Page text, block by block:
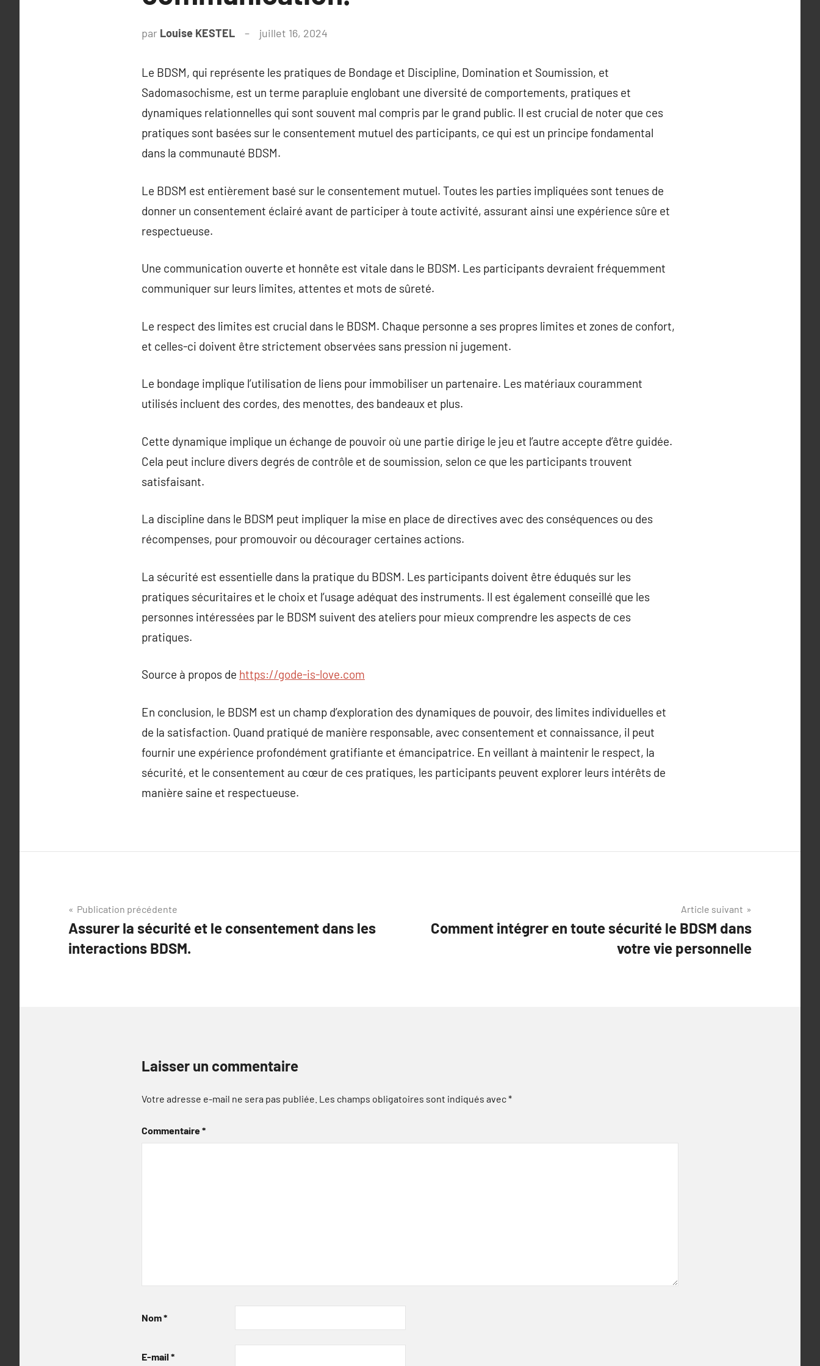
par Louise KESTEL juillet 16, 2024
Le BDSM, qui représente les pratiques de Bondage et Discipline, Domination et Soumission, et
Sadomasochisme, est un terme parapluie englobant une diversité de comportements, pratiques et
dynamiques relationnelles qui sont souvent mal compris par le grand public. Il est crucial de noter que ces
pratiques sont basées sur le consentement mutuel des participants, ce qui est un principe fondamental
dans la communauté BDSM.
Le BDSM est entièrement basé sur le consentement mutuel. Toutes les parties impliquées sont tenues de
donner un consentement éclairé avant de participer à toute activité, assurant ainsi une expérience sûre et
respectueuse.
Une communication ouverte et honnête est vitale dans le BDSM. Les participants devraient fréquemment
communiquer sur leurs limites, attentes et mots de sûreté.
Le respect des limites est crucial dans le BDSM. Chaque personne a ses propres limites et zones de confort,
et celles-ci doivent être strictement observées sans pression ni jugement.
Le bondage implique l’utilisation de liens pour immobiliser un partenaire. Les matériaux couramment
utilisés incluent des cordes, des menottes, des bandeaux et plus.
Cette dynamique implique un échange de pouvoir où une partie dirige le jeu et l’autre accepte d’être guidée.
Cela peut inclure divers degrés de contrôle et de soumission, selon ce que les participants trouvent
satisfaisant.
La discipline dans le BDSM peut impliquer la mise en place de directives avec des conséquences ou des
récompenses, pour promouvoir ou décourager certaines actions.
La sécurité est essentielle dans la pratique du BDSM. Les participants doivent être éduqués sur les
pratiques sécuritaires et le choix et l’usage adéquat des instruments. Il est également conseillé que les
personnes intéressées par le BDSM suivent des ateliers pour mieux comprendre les aspects de ces
pratiques.
Source à propos de https://gode-is-love.com
En conclusion, le BDSM est un champ d’exploration des dynamiques de pouvoir, des limites individuelles et
de la satisfaction. Quand pratiqué de manière responsable, avec consentement et connaissance, il peut
fournir une expérience profondément gratifiante et émancipatrice. En veillant à maintenir le respect, la
sécurité, et le consentement au cœur de ces pratiques, les participants peuvent explorer leurs intérêts de
manière saine et respectueuse.
Navigation
de
l’article
Publication précédente
Assurer la sécurité et le consentement dans les
interactions BDSM.
Article suivant
Comment intégrer en toute sécurité le BDSM dans
votre vie personnelle
Laisser un commentaire
Votre adresse e-mail ne sera pas publiée. Les champs obligatoires sont indiqués avec*
Commentaire*
Nom*
E-mail *